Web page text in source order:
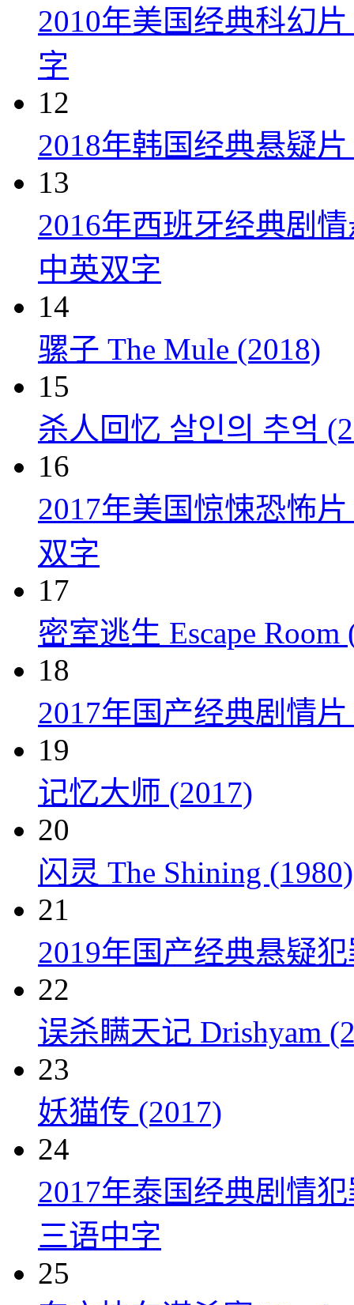
2010年美国经典科幻
字
12
2018年韩国经典悬疑
13
2016年西班牙经典剧
中英双字
14
骡子 The Mule (2018)
15
杀人回忆 살인의 추억
16
2017年美国惊悚恐怖
双字
17
密室逃生 Escape Room
18
2017年国产经典剧情
19
记忆大师 (2017)
20
闪灵 The Shining (1980)
21
2019年国产经典悬疑
22
误杀瞒天记 Drishyam
23
妖猫传 (2017)
24
2017年泰国经典剧情
三语中字
25